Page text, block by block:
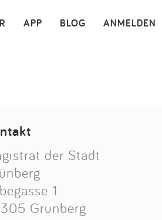
ANMELDEN
BLOG
APP ×
der Stadt
1
Grünberg